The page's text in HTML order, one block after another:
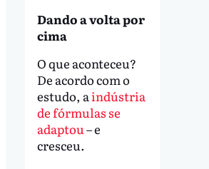
Dando a volta por
cima
O que aconteceu?
De acordo com o
estudo, aindústria
de fórmulas se
adaptou– e
cresceu.